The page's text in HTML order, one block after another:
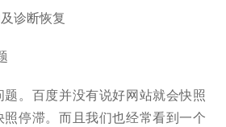
。百度并没有说好网站就会快照
停滞。而且我们也经常看到一个